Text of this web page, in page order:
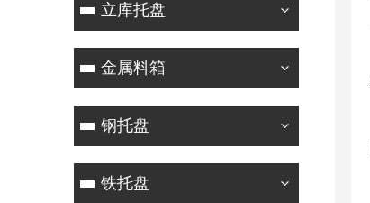
立库托盘
金属料箱
钢托盘
铁托盘